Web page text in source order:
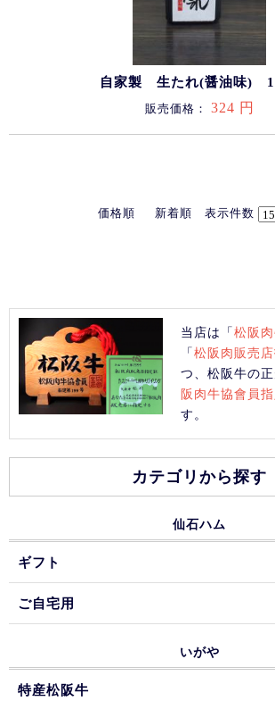
自家製 生たれ(醤油味)
販売価格： 324 円
価格順 新着順 表示件数
当店は「松阪
「松阪肉販売
つ、松阪牛の
阪肉牛協會員
す。
カテゴリから探す
仙石ハム
ギフト
ご自宅用
いがや
特産松阪牛